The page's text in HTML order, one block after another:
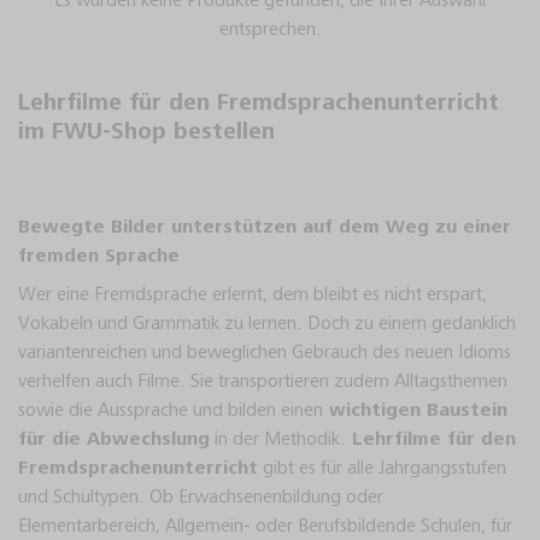
entsprechen.
Lehrfilme für den Fremdsprachenunterricht
im FWU-Shop bestellen
Bewegte Bilder unterstützen auf dem Weg zu einer
fremden Sprache
Wer eine Fremdsprache erlernt, dem bleibt es nicht erspart,
Vokabeln und Grammatik zu lernen. Doch zu einem gedanklich
variantenreichen und beweglichen Gebrauch des neuen Idioms
verhelfen auch Filme. Sie transportieren zudem Alltagsthemen
sowie die Aussprache und bilden einen wichtigen Baustein
für die Abwechslung in der Methodik. Lehrfilme für den
Fremdsprachenunterricht gibt es für alle Jahrgangsstufen
und Schultypen. Ob Erwachsenenbildung oder
Elementarbereich, Allgemein- oder Berufsbildende Schulen, für
Diese Webseite verwendet technisch notwendige
Cookies, welche die fehlerfreie Funktionalität dieser
Webseite gewährleisten. Diese Cookies dürfen